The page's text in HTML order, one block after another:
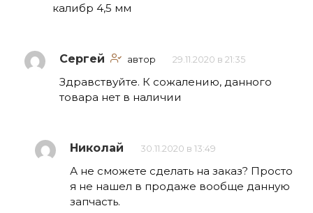
калибр 4,5 мм
Сергей автор 29.11.2020 в 21:35
Здравствуйте. К сожалению, данного
товара нет в наличии
Николай 30.11.2020 в 13:49
А не сможете сделать на заказ? Просто
я не нашел в продаже вообще данную
запчасть.